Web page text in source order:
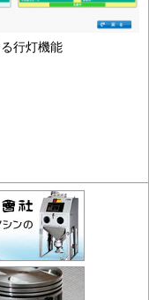
行灯機能